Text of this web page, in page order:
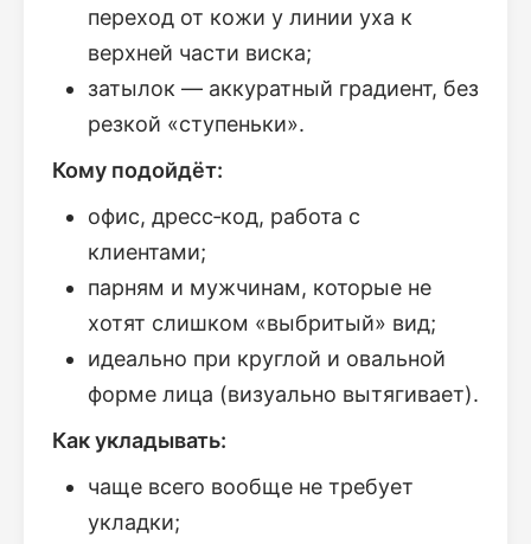
переход от кожи у линии уха к
верхней части виска;
затылок — аккуратный градиент, без
резкой «ступеньки».
Кому подойдёт:
офис, дресс‑код, работа с
клиентами;
парням и мужчинам, которые не
хотят слишком «выбритый» вид;
идеально при круглой и овальной
форме лица (визуально вытягивает).
Как укладывать:
чаще всего вообще не требует
укладки;